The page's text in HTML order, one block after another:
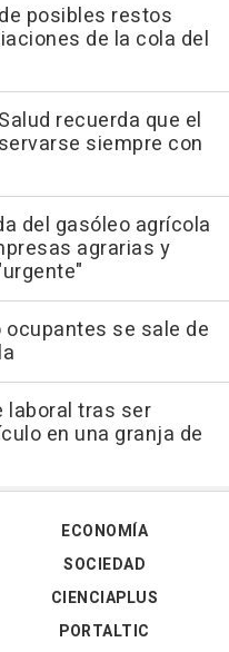
posibles restos
de la cola del
recuerda que el
siempre con
del gasóleo agrícola
agrarias y
se sale de
laboral tras ser
en una granja de
ECONOMÍA
SOCIEDAD
CIENCIAPLUS
PORTALTIC